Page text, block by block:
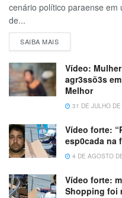
cenário político paraense
de...
SAIBA MAIS
Vídeo:
agr3ssõ3s
Melhor
31 DE JULHO
Vídeo forte:
esp0cada na
4 DE AGOSTO
Vídeo forte:
Shopping foi